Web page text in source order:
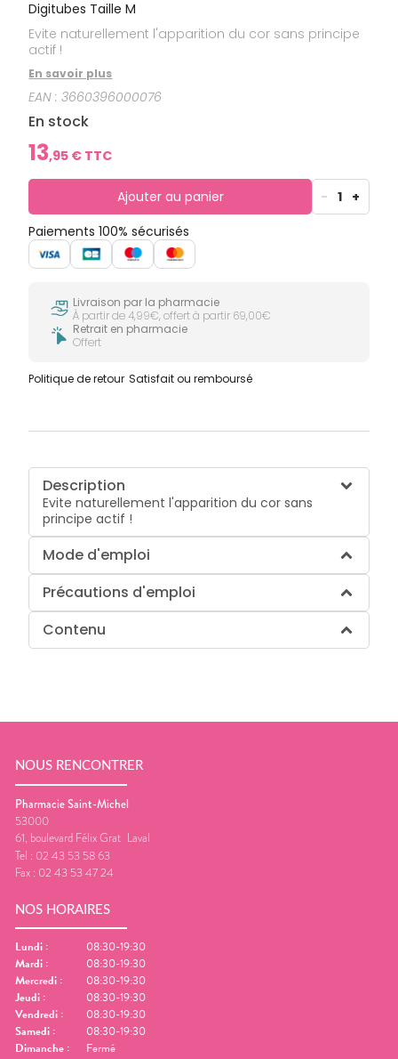
Digitubes Taille M
Evite naturellement l'apparition du cor sans principe
actif !
En savoir plus
EAN :3660396000076
En stock
13,95 € TTC
Ajouter au panier - 1 +
Paiements 100% sécurisés
Livraison par la pharmacie
À partir de 4,99€, offert à partir 69,00€
Retrait en pharmacie
Offert
Politique de retour Satisfait ou remboursé
Description
Evite naturellement l'apparition du cor sans
principe actif !
Mode d'emploi
Précautions d'emploi
Contenu
NOUS RENCONTRER
Pharmacie Saint-Michel
53000
61, boulevard Félix Grat Laval
Tel : 02 43 53 58 63
Fax : 02 43 53 47 24
NOS HORAIRES
Lundi :
08:30-19:30
Mardi :
08:30-19:30
Mercredi :
08:30-19:30
Jeudi :
08:30-19:30
Vendredi :
08:30-19:30
Samedi :
08:30-19:30
Dimanche : Fermé